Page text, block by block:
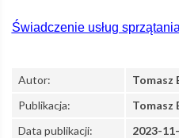
o.o.
Łódzka
Świadczenie usług
Autor: Tomasz
Publikacja:
Tomasz
Data publikacji:
2023-